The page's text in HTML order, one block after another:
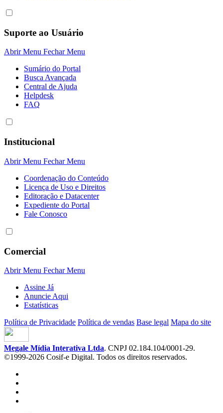
Suporte ao Usuário
Abrir Menu Fechar Menu
Sumário do Portal
Busca Avançada
Central de Ajuda
Helpdesk
FAQ
Institucional
Abrir Menu Fechar Menu
Coordenação do Conteúdo
Licença de Uso e Direitos
Editoração e Datacenter
Expediente do Portal
Fale Conosco
Comercial
Abrir Menu Fechar Menu
Assine Já
Anuncie Aqui
Estatísticas
Política de Privacidade Política de vendas Base legal Mapa do site
Megale Mídia Interativa Ltda. CNPJ 02.184.104/0001-29.
©1999-2026 Cosif-e Digital. Todos os direitos reservados.